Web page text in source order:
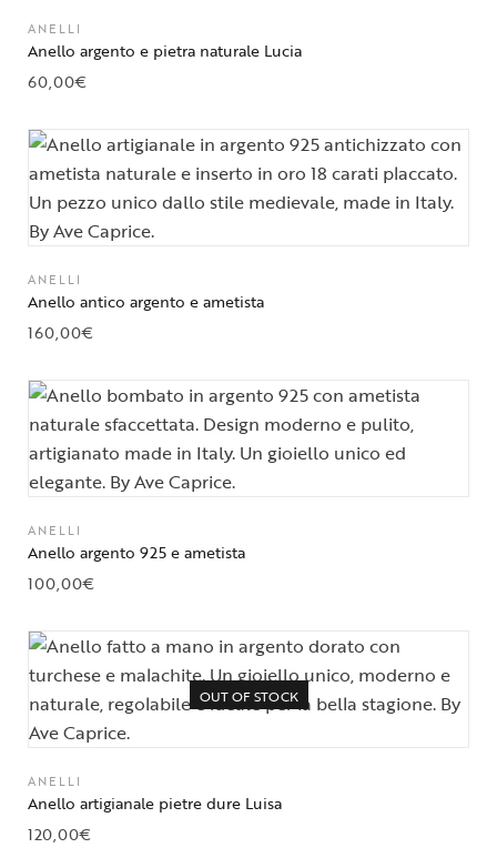
ANELLI
Anello argento e pietra naturale Lucia
60,00€
ANELLI
Anello antico argento e ametista
160,00€
ANELLI
Anello argento 925 e ametista
100,00€
OUT OF STOCK
ANELLI
Anello artigianale pietre dure Luisa
120,00€